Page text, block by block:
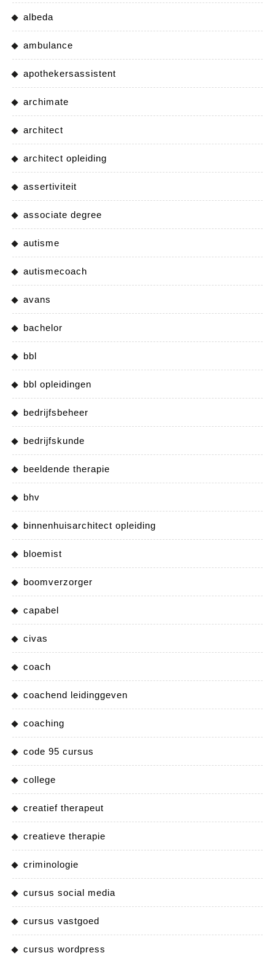
albeda
ambulance
apothekersassistent
archimate
architect
architect opleiding
assertiviteit
associate degree
autisme
autismecoach
avans
bachelor
bbl
bbl opleidingen
bedrijfsbeheer
bedrijfskunde
beeldende therapie
bhv
binnenhuisarchitect opleiding
bloemist
boomverzorger
capabel
civas
coach
coachend leidinggeven
coaching
code 95 cursus
college
creatief therapeut
creatieve therapie
criminologie
cursus social media
cursus vastgoed
cursus wordpress